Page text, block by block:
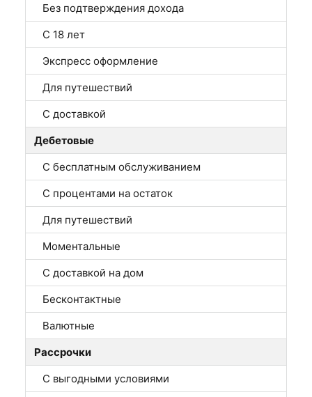
Без подтверждения дохода
С 18 лет
Экспресс оформление
Для путешествий
С доставкой
Дебетовые
С бесплатным обслуживанием
С процентами на остаток
Для путешествий
Моментальные
С доставкой на дом
Бесконтактные
Валютные
Рассрочки
С выгодными условиями